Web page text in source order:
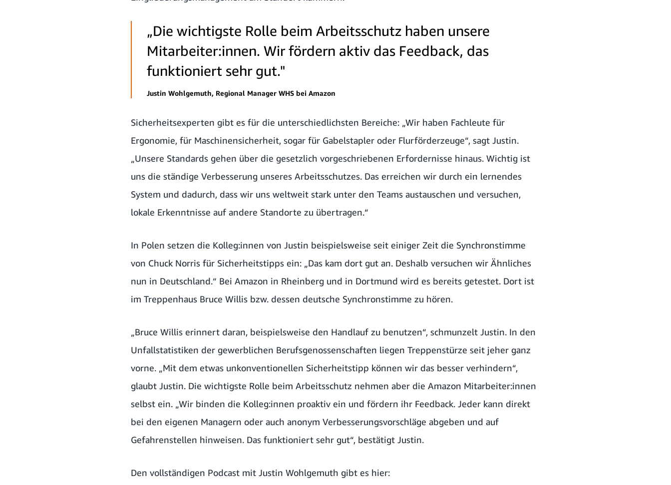
„Die wichtigste Rolle beim Arbeitsschutz haben unsere
Mitarbeiter:innen. Wir fördern aktiv das Feedback, das
funktioniert sehr gut."
Justin Wohlgemuth, Regional Manager WHS bei Amazon
Sicherheitsexperten gibt es für die unterschiedlichsten Bereiche: „Wir haben Fachleute für
Ergonomie, für Maschinensicherheit, sogar für Gabelstapler oder Flurförderzeuge“, sagt Justin.
„Unsere Standards gehen über die gesetzlich vorgeschriebenen Erfordernisse hinaus. Wichtig ist
uns die ständige Verbesserung unseres Arbeitsschutzes. Das erreichen wir durch ein lernendes
System und dadurch, dass wir uns weltweit stark unter den Teams austauschen und versuchen,
lokale Erkenntnisse auf andere Standorte zu übertragen.“
In Polen setzen die Kolleg:innen von Justin beispielsweise seit einiger Zeit die Synchronstimme
von Chuck Norris für Sicherheitstipps ein: „Das kam dort gut an. Deshalb versuchen wir Ähnliches
nun in Deutschland.“ Bei Amazon in Rheinberg und in Dortmund wird es bereits getestet. Dort ist
im Treppenhaus Bruce Willis bzw. dessen deutsche Synchronstimme zu hören.
„Bruce Willis erinnert daran, beispielsweise den Handlauf zu benutzen“, schmunzelt Justin. In den
Unfallstatistiken der gewerblichen Berufsgenossenschaften liegen Treppenstürze seit jeher ganz
vorne. „Mit dem etwas unkonventionellen Sicherheitstipp können wir das besser verhindern“,
glaubt Justin. Die wichtigste Rolle beim Arbeitsschutz nehmen aber die Amazon Mitarbeiter:innen
selbst ein. „Wir binden die Kolleg:innen proaktiv ein und fördern ihr Feedback. Jeder kann direkt
bei den eigenen Managern oder auch anonym Verbesserungsvorschläge abgeben und auf
Gefahrenstellen hinweisen. Das funktioniert sehr gut“, bestätigt Justin.
Den vollständigen Podcast mit Justin Wohlgemuth gibt es hier: